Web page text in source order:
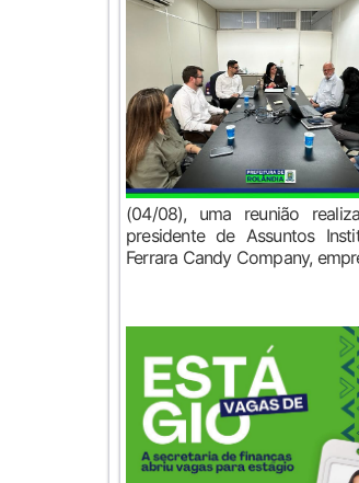
(04/08), uma reunião
presidente de Assuntos
Ferrara Candy Company,